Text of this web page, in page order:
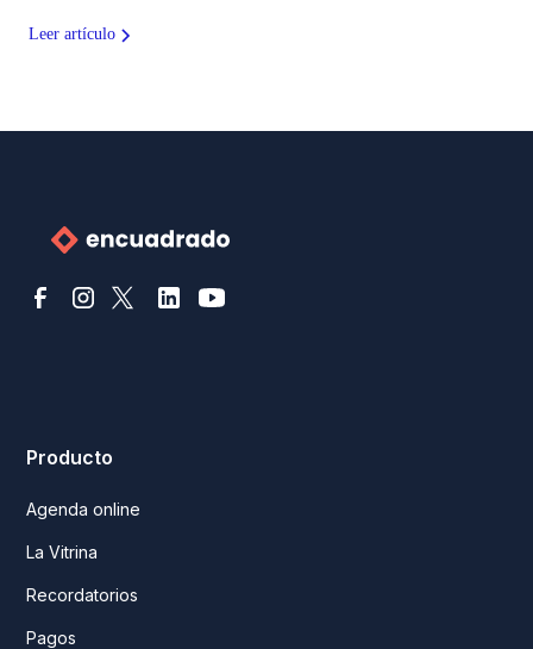
Leer artículo
Producto
Agenda online
La Vitrina
Recordatorios
Pagos